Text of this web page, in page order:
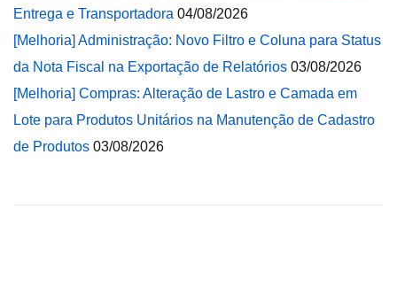
Entrega e Transportadora 04/08/2026
[Melhoria] Administração: Novo Filtro e Coluna para Status
da Nota Fiscal na Exportação de Relatórios 03/08/2026
[Melhoria] Compras: Alteração de Lastro e Camada em
Lote para Produtos Unitários na Manutenção de Cadastro
de Produtos 03/08/2026